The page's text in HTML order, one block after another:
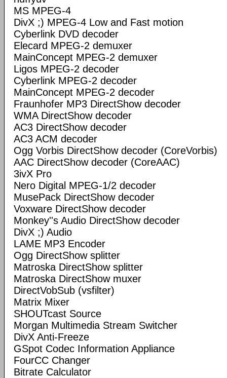
MS MPEG-4
DivX ;) MPEG-4 Low and Fast motion
Cyberlink DVD decoder
Elecard MPEG-2 demuxer
MainConcept MPEG-2 demuxer
Ligos MPEG-2 decoder
Cyberlink MPEG-2 decoder
MainConcept MPEG-2 decoder
Fraunhofer MP3 DirectShow decoder
WMA DirectShow decoder
AC3 DirectShow decoder
AC3 ACM decoder
Ogg Vorbis DirectShow decoder (CoreVorbis)
AAC DirectShow decoder (CoreAAC)
3ivX Pro
Nero Digital MPEG-1/2 decoder
MusePack DirectShow decoder
Voxware DirectShow decoder
Monkey''s Audio DirectShow decoder
DivX ;) Audio
LAME MP3 Encoder
Ogg DirectShow splitter
Matroska DirectShow splitter
Matroska DirectShow muxer
DirectVobSub (vsfilter)
Matrix Mixer
SHOUTcast Source
Morgan Multimedia Stream Switcher
DivX Anti-Freeze
GSpot Codec Information Appliance
FourCC Changer
Bitrate Calculator